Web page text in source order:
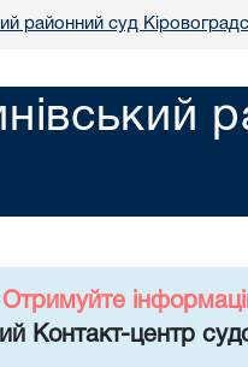
районний суд
Отримуйте
Контакт-центр